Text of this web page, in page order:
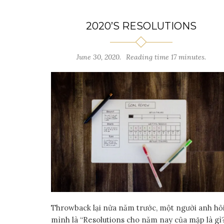
2020’S RESOLUTIONS
June 30, 2020. Reading time 17 minutes.
Throwback lại nửa năm trước, một người anh
mình là “Resolutions cho năm nay của mặp là